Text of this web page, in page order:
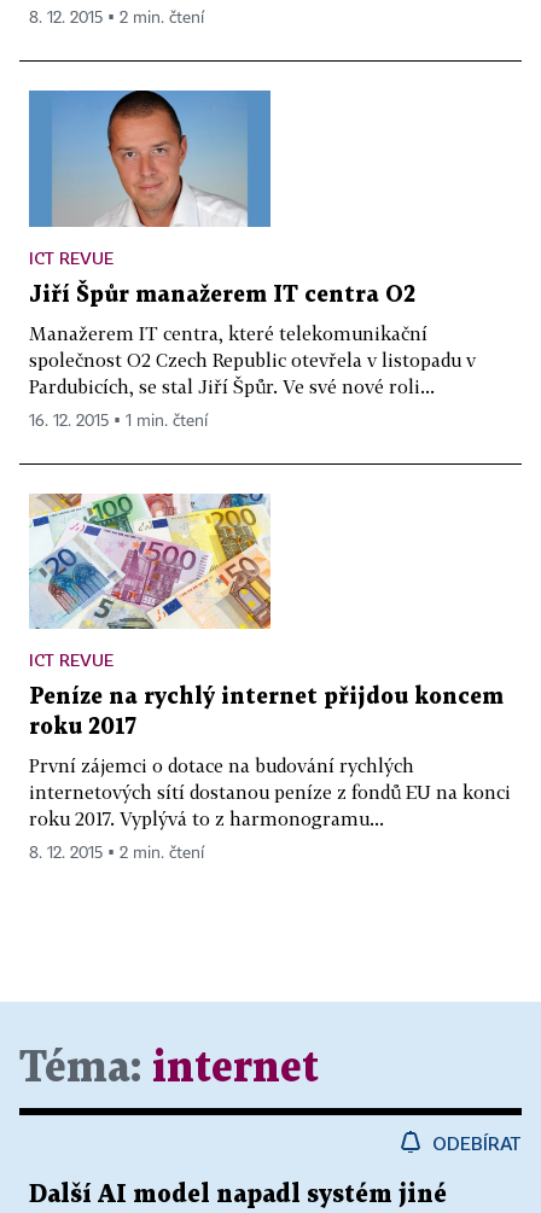
8. 12. 2015 ▪ 2 min. čtení
ICT REVUE
Jiří Špůr manažerem IT centra O2
Manažerem IT centra, které telekomunikační
společnost O2 Czech Republic otevřela v listopadu v
Pardubicích, se stal Jiří Špůr. Ve své nové roli...
16. 12. 2015 ▪ 1 min. čtení
ICT REVUE
Peníze na rychlý internet přijdou koncem
roku 2017
První zájemci o dotace na budování rychlých
internetových sítí dostanou peníze z fondů EU na konci
roku 2017. Vyplývá to z harmonogramu...
8. 12. 2015 ▪ 2 min. čtení
Téma: internet
ODEBÍRAT
Další AI model napadl systém jiné